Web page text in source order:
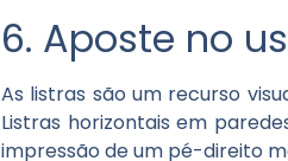
6. Aposte no
As listras são um recurso
Listras horizontais em
impressão de um pé-direito